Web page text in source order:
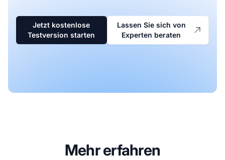
Jetzt kostenlose
Testversion starten
Lassen Sie sich von
Experten beraten
Mehr erfahren